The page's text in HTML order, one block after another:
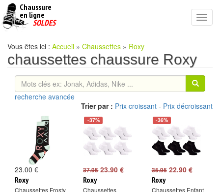
Chaussure
en ligne
pas
SOLDES
Vous êtes ici : Accueil » Chaussettes » Roxy
chaussettes chaussure Roxy
recherche avancée
Trier par : Prix croissant - Prix décroissant
23.00 €
Roxy
Chaussettes Frosty
-37%
37.9523.90 €
Roxy
Chaussettes
-36%
35.9522.90 €
Roxy
Chaussettes Enfant